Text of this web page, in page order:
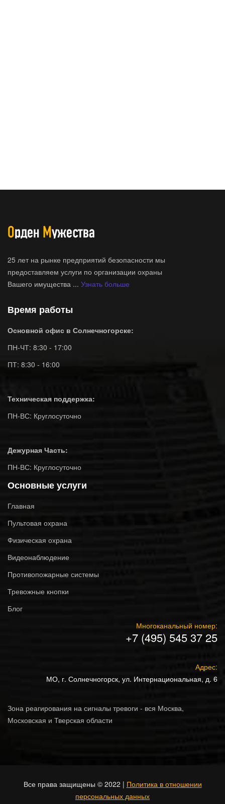
25 лет на рынке предприятий безопасности мы
предоставляем услуги по организации охраны
Вашего имущества ... Узнать больше
Время работы
Основной офис в Солнечногорске:
ПН-ЧТ: 8:30 - 17:00
ПТ: 8:30 - 16:00
Техническая поддержка:
ПН-ВС: Круглосуточно
Дежурная Часть:
ПН-ВС: Круглосуточно
Основные услуги
Главная
Пультовая охрана
Физическая охрана
Видеонаблюдение
Противопожарные системы
Тревожные кнопки
Блог
Многоканальный номер:
+7 (495) 545 37 25
Адрес:
МО, г. Солнечногорск, ул. Интернациональная, д. 6
Зона реагирования на сигналы тревоги - вся Москва,
Московская и Тверская области
Все права защищены © 2022 | Политика в отношении
персональных данных